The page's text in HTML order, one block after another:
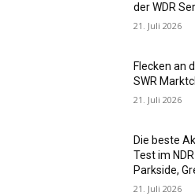
der WDR
21. Juli 2026
Flecken an
SWR
21. Juli 2026
Die beste
Test im
Parkside,
21. Juli 2026